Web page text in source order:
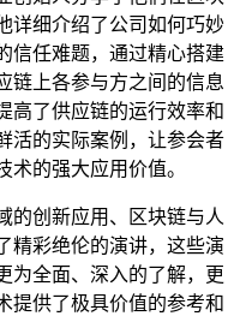
详细介绍了公司如何巧妙
信任难题，通过精心搭建
链上各参与方之间的信息
高了供应链的运行效率和
活的实际案例，让参会者
术的强大应用价值。
的创新应用、区块链与人
精彩绝伦的演讲，这些演
为全面、深入的了解，更
提供了极具价值的参考和